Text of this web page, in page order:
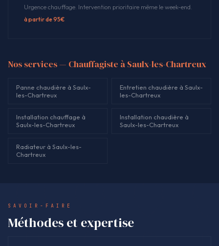
Urgence chauffage. Intervention prioritaire même le week-end.
à partir de 95€
Nos services — Chauffagiste à Saulx-les-Chartreux
Panne chaudière à Saulx-
les-Chartreux
Entretien chaudière à Saulx-
les-Chartreux
Installation chauffage à
Saulx-les-Chartreux
Installation chaudière à
Saulx-les-Chartreux
Radiateur à Saulx-les-
Chartreux
SAVOIR-FAIRE
Méthodes et expertise